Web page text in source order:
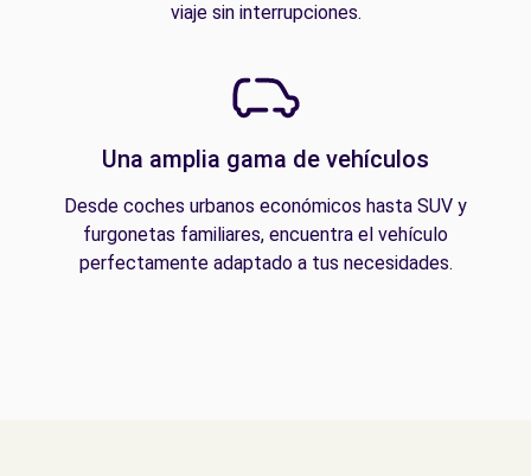
viaje sin interrupciones.
Una amplia gama de vehículos
Desde coches urbanos económicos hasta SUV y
furgonetas familiares, encuentra el vehículo
perfectamente adaptado a tus necesidades.